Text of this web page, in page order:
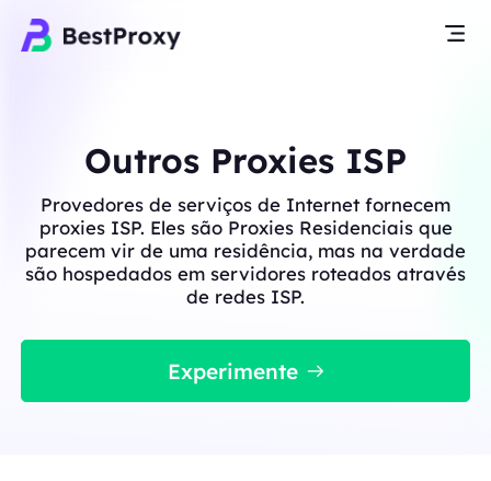
Outros Proxies ISP
Provedores de serviços de Internet fornecem
proxies ISP. Eles são Proxies Residenciais que
parecem vir de uma residência, mas na verdade
são hospedados em servidores roteados através
de redes ISP.
Experimente